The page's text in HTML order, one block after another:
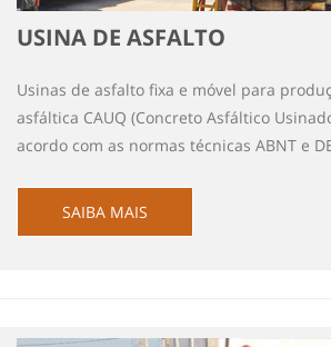
USINA DE ASFALTO
Usinas de asfalto fixa e móvel para
asfáltica CAUQ (Concreto Asfáltico
acordo com as normas técnicas ABNT e
SAIBA MAIS